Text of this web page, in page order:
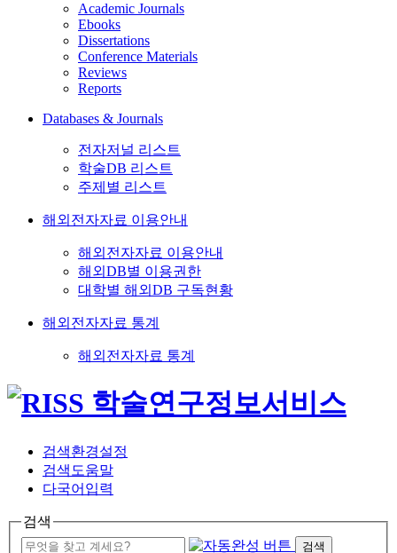
Academic Journals
Ebooks
Dissertations
Conference Materials
Reviews
Reports
Databases & Journals
전자저널 리스트
학술DB 리스트
주제별 리스트
해외전자자료 이용안내
해외전자자료 이용안내
해외DB별 이용권한
대학별 해외DB 구독현황
해외전자자료 통계
해외전자자료 통계
검색환경설정
검색도움말
다국어입력
검색
검색